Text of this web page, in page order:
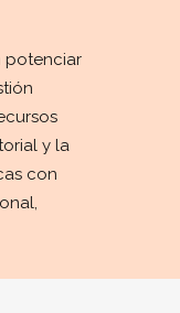
potenciar
y la
con